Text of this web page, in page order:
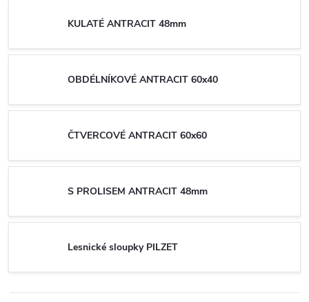
KULATÉ ANTRACIT 48mm
OBDÉLNÍKOVÉ ANTRACIT 60x40
ČTVERCOVÉ ANTRACIT 60x60
S PROLISEM ANTRACIT 48mm
Lesnické sloupky PILZET